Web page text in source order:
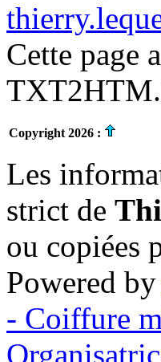
Cette page
Copyright 2026 :
Les
strict de
ou copiées
Powered by
- Coiffure